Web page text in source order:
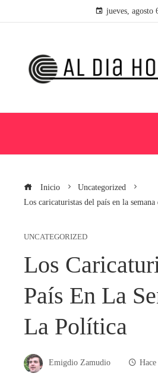
jueves, agosto
Inicio
Uncategorized
Los caricaturistas del país en la
UNCATEGORIZED
Los
País En La
La Política
Emigdio Zamudio